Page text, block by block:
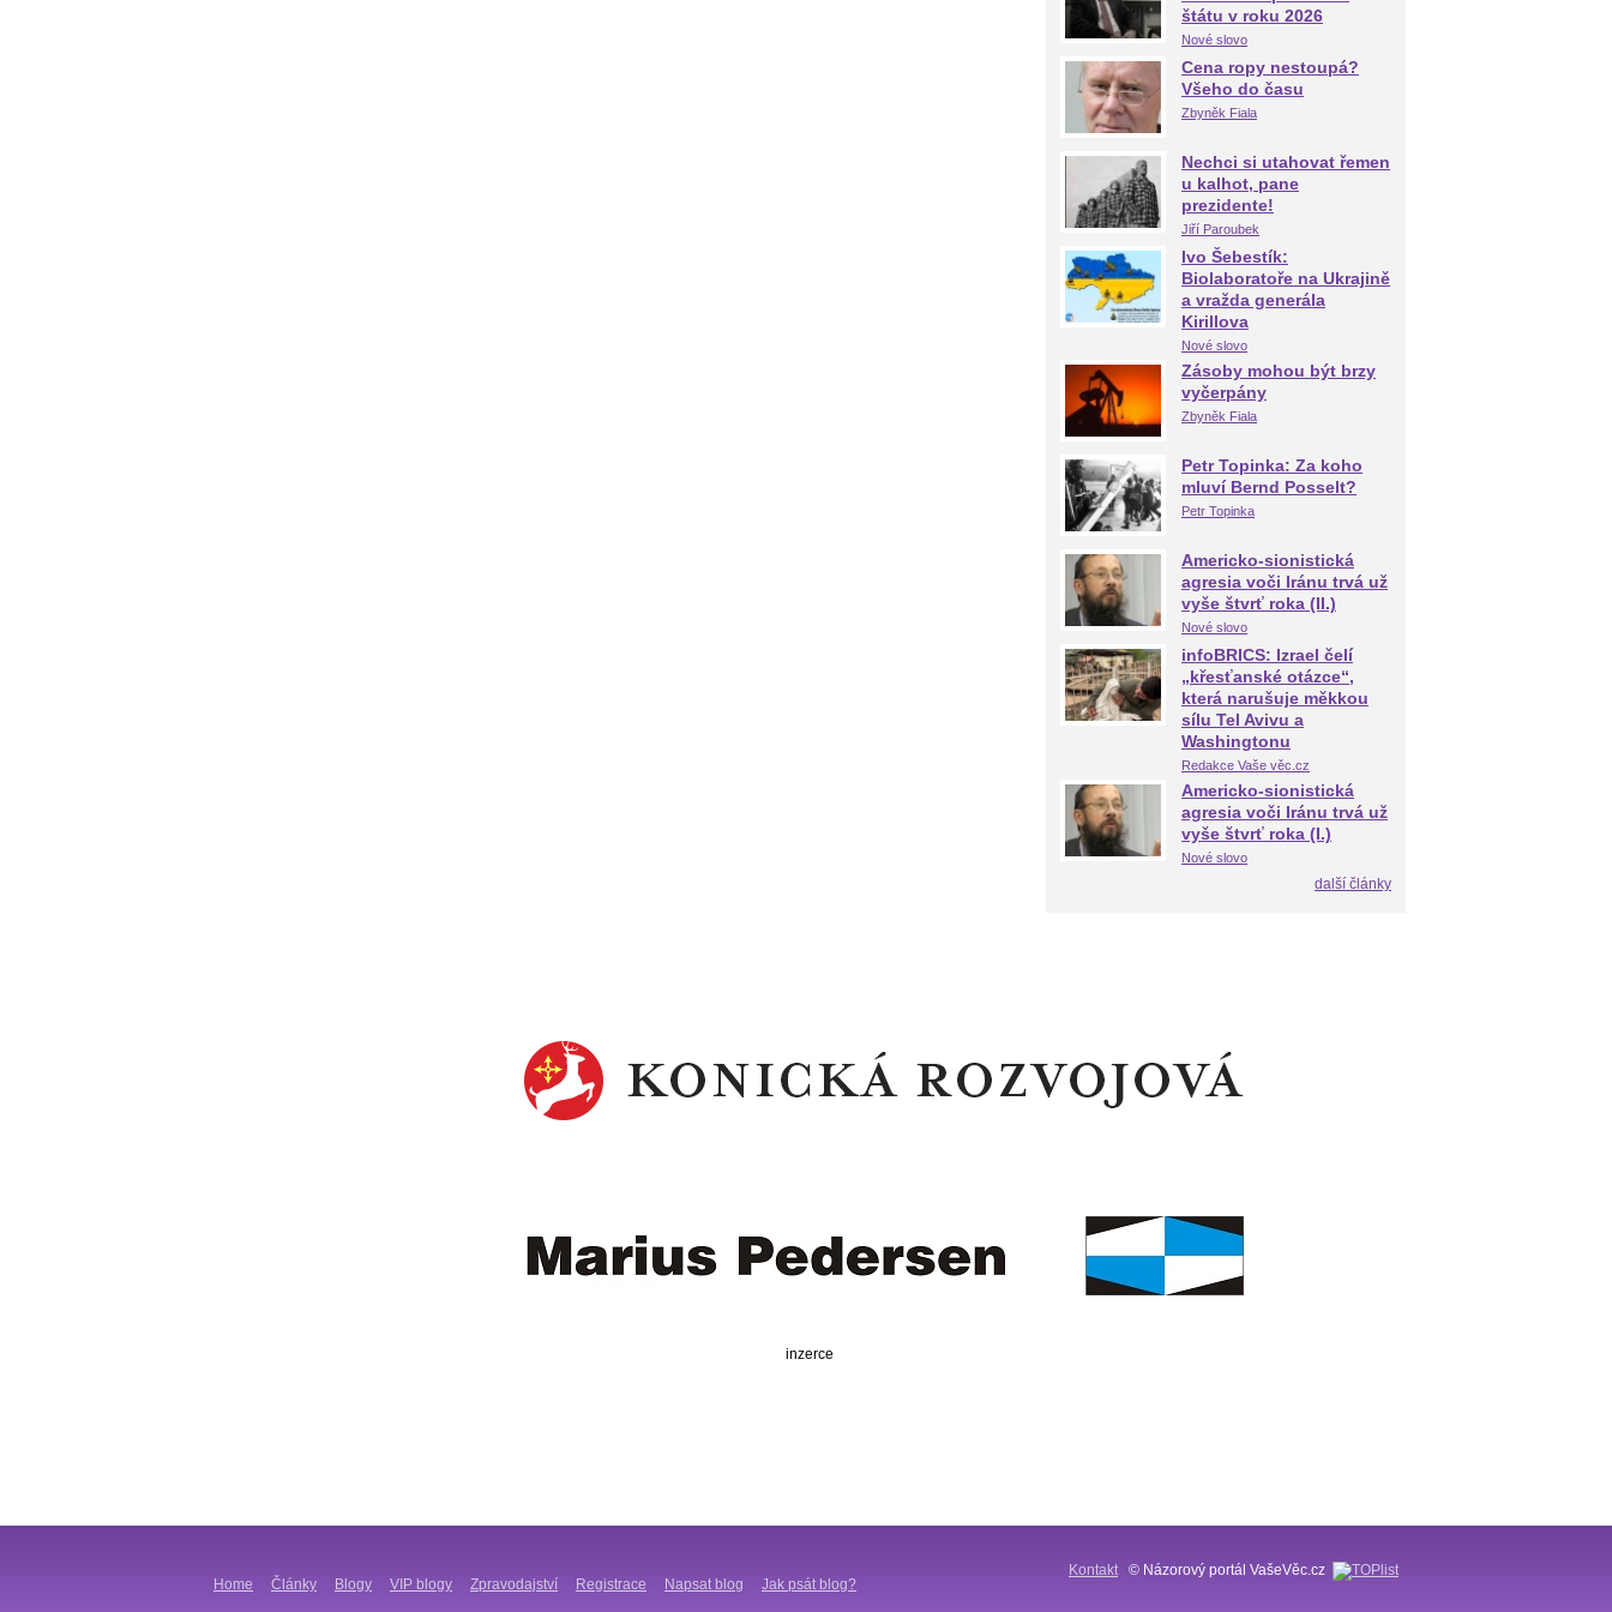
štátu v roku 2026
Nové slovo
Cena ropy nestoupá?
Všeho do času
Zbyněk Fiala
Nechci si utahovat řemen
u kalhot, pane
prezidente!
Jiří Paroubek
Ivo Šebestík:
Biolaboratoře na Ukrajině
a vražda generála
Kirillova
Nové slovo
Zásoby mohou být brzy
vyčerpány
Zbyněk Fiala
Petr Topinka: Za koho
mluví Bernd Posselt?
Petr Topinka
Americko-sionistická
agresia voči Iránu trvá už
vyše štvrť roka (II.)
Nové slovo
infoBRICS: Izrael čelí
„křesťanské otázce“,
která narušuje měkkou
sílu Tel Avivu a
Washingtonu
Redakce Vaše věc.cz
Americko-sionistická
agresia voči Iránu trvá už
vyše štvrť roka (I.)
Nové slovo
další články
inzerce
Home Články Blogy VIP blogy Zpravodajství Registrace Napsat blog Jak psát blog?
Kontakt © Názorový portál VašeVěc.cz